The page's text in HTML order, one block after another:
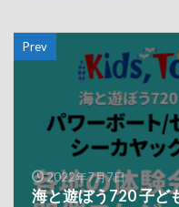
Prev
2022年7月7日
海と遊ぼう720 子ど